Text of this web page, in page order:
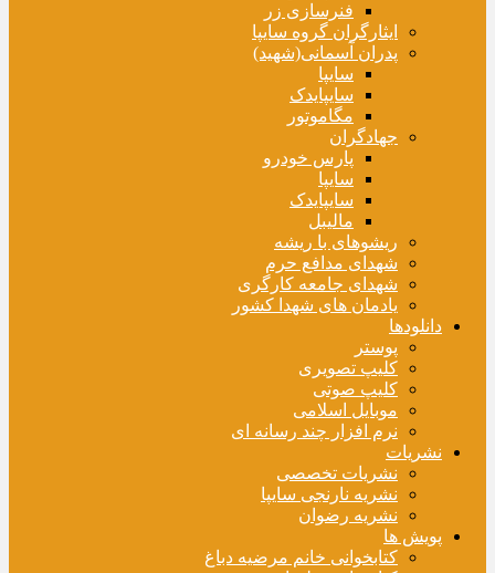
فنرسازی زر
ایثارگران گروه سایپا
پدران آسمانی(شهید)
سایپا
سایپایدک
مگاموتور
جهادگران
پارس خودرو
سایپا
سایپایدک
مالیبل
ریشوهای با ریشه
شهدای مدافع حرم
شهدای جامعه کارگری
یادمان های شهدا کشور
دانلودها
پوستر
کلیپ تصویری
کلیپ صوتی
موبایل اسلامی
نرم افزار چند رسانه ای
نشریات
نشریات تخصصی
نشریه نارنجی سایپا
نشریه رضوان
پویش ها
کتابخوانی خانم مرضیه دباغ